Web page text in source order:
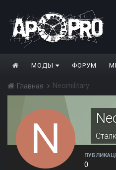
МОДЫ ФОРУМ
Главная Neomilitary
0